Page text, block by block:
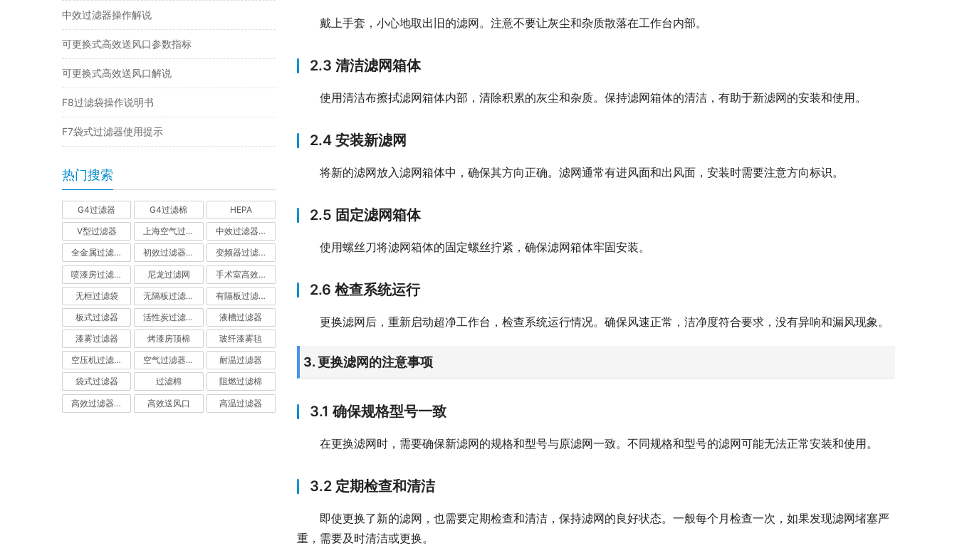
戴上手套，小心地取出旧的滤网。注意不要让灰尘和杂质散落在工作台内部。
2.3 清洁滤网箱体
使用清洁布擦拭滤网箱体内部，清除积累的灰尘和杂质。保持滤网箱体的清洁，有助于新滤网的安装和使用。
2.4 安装新滤网
将新的滤网放入滤网箱体中，确保其方向正确。滤网通常有进风面和出风面，安装时需要注意方向标识。
2.5 固定滤网箱体
使用螺丝刀将滤网箱体的固定螺丝拧紧，确保滤网箱体牢固安装。
2.6 检查系统运行
更换滤网后，重新启动超净工作台，检查系统运行情况。确保风速正常，洁净度符合要求，没有异响和漏风现象。
3. 更换滤网的注意事项
3.1 确保规格型号一致
在更换滤网时，需要确保新滤网的规格和型号与原滤网一致。不同规格和型号的滤网可能无法正常安装和使用。
3.2 定期检查和清洁
即使更换了新的滤网，也需要定期检查和清洁，保持滤网的良好状态。一般每个月检查一次，如果发现滤网堵塞严
重，需要及时清洁或更换。
中效过滤器操作解说
可更换式高效送风口参数指标
可更换式高效送风口解说
F8过滤袋操作说明书
F7袋式过滤器使用提示
热门搜索
G4过滤器 G4过滤棉 HEPA
V型过滤器 上海空气过滤器 中效过滤器-中效空气过滤器
全金属过滤器 初效过滤器-初效空气过滤器 变频器过滤器
喷漆房过滤棉 尼龙过滤网 手术室高效过滤器
无框过滤袋 无隔板过滤器 有隔板过滤器
板式过滤器 活性炭过滤器-活性炭空气过滤器 液槽过滤器
漆雾过滤器 烤漆房顶棉 玻纤漆雾毡
空压机过滤网 空气过滤器厂家 耐温过滤器
袋式过滤器 过滤棉 阻燃过滤棉
高效过滤器-高效空气过滤器 高效送风口 高温过滤器